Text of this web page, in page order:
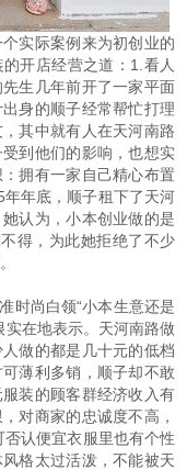
实际案例来为初创业的
开店经营之道：1.看人
生几年前开了一家平面
身的顺子经常帮忙打理
其中就有人在天河南路
到他们的影响，也想实
拥有一家自己精心布置
年底，顺子租下了天河
认为，小本创业做的是
得，为此她拒绝了不少
尚白领“小本生意还是
实在地表示。天河南路做
做的都是几十元的低档
薄利多销，顺子却不敢
装的顾客群经济收入有
对商家的忠诚度不高，
认便宜衣服里也有个性
格太过活泼，不能被天